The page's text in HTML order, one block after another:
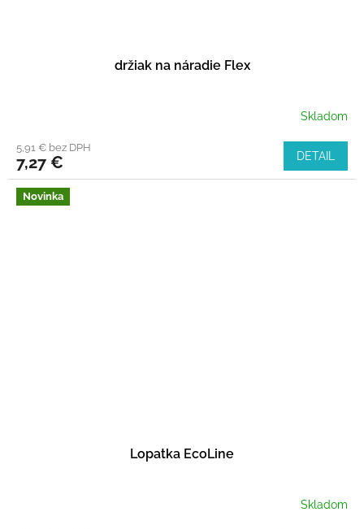
držiak na náradie Flex
Skladom
5,91 € bez DPH
7,27 € DETAIL
Novinka
Lopatka EcoLine
Skladom